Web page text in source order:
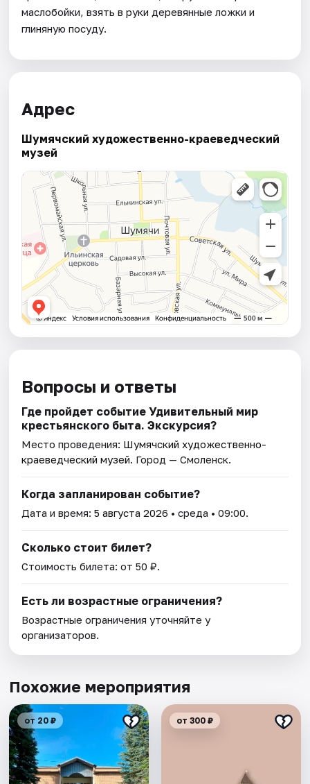
маслобойки, взять в руки деревянные ложки и
глиняную посуду.
Адрес
Шумячский художественно-краеведческий
музей
Вопросы и ответы
Где пройдет событие Удивительный мир
крестьянского быта. Экскурсия?
Место проведения: Шумячский художественно-
краеведческий музей. Город — Смоленск.
Когда запланирован событие?
Дата и время:5 августа 2026 • среда • 09:00.
Сколько стоит билет?
Стоимость билета: от 50 ₽.
Есть ли возрастные ограничения?
Возрастные ограничения уточняйте у
организаторов.
Похожие мероприятия
от 20 ₽ от 300 ₽